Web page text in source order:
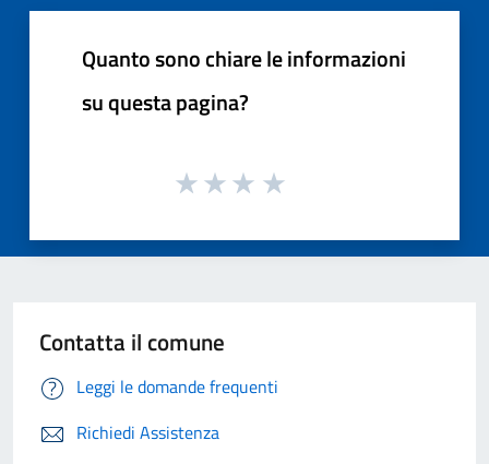
Quanto sono chiare le informazioni
su questa pagina?
Contatta il comune
Leggi le domande frequenti
Richiedi Assistenza